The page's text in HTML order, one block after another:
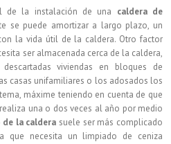
de la instalación de una caldera de
se puede amortizar a largo plazo, un
la vida útil de la caldera. Otro factor
ser almacenada cerca de la caldera,
viviendas en bloques de
casas unifamiliares o los adosados los
máxime teniendo en cuenta de que
una o dos veces al año por medio
la caldera suele ser más complicado
que necesita un limpiado de ceniza